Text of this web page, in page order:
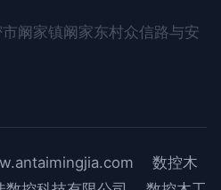
阚家镇阚家东村众信路与安
数控木